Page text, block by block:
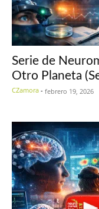
Serie de
Otro Planeta
CZamora - febrero 19, 2026